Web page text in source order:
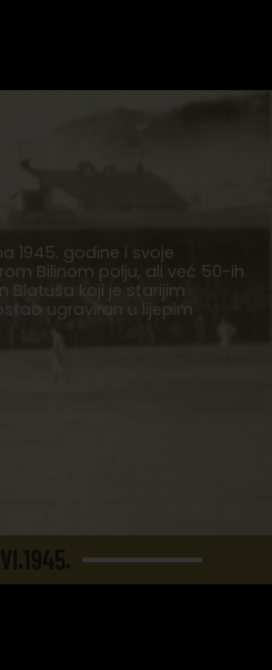
1945. godine i svoje
Bilinom polju, ali već 50-ih
Blatuša koji je starijim
ugraviran u lijepim